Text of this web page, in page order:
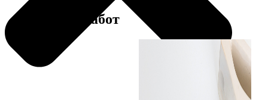
Примеры работ